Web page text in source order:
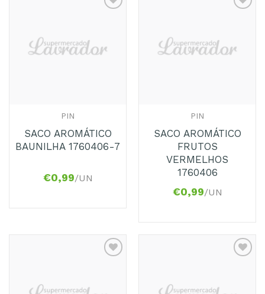
Favoritos
PIN
SACO AROMÁTICO
BAUNILHA 1760406-7
€0,99/UN
Favoritos
PIN
SACO AROMÁTICO
FRUTOS
VERMELHOS
1760406
€0,99/UN
Favoritos
Favoritos